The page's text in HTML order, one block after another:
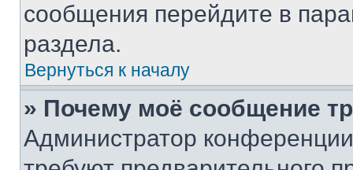
сообщения перейдите в
раздела.
Вернуться к началу
» Почему моё сообщение
Администратор